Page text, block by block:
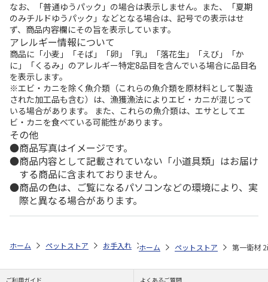
なお、「普通ゆうパック」の場合は表示しません。また、「夏期
のみチルドゆうパック」などとなる場合は、記号での表示はせ
ず、商品内容欄にその旨を表示しています。
アレルギー情報について
商品に「小麦」「そば」「卵」「乳」「落花生」「えび」「か
に」「くるみ」のアレルギー特定8品目を含んでいる場合に品目名
を表示します。
※エビ・カニを除く魚介類（これらの魚介類を原材料として製造
された加工品も含む）は、漁獲漁法によりエビ・カニが混じって
いる場合があります。 また、これらの魚介類は、エサとしてエ
ビ・カニを食べている可能性があります。
その他
商品写真はイメージです。
商品内容として記載されていない「小道具類」はお届け
する商品に含まれておりません。
商品の色は、ご覧になるパソコンなどの環境により、実
際と異なる場合があります。
ホーム ペットストア お手入れ ウェットティッシュ各種（猫用）
ホーム ペットストア 第一衛材
ご利用ガイド よくあるご質問